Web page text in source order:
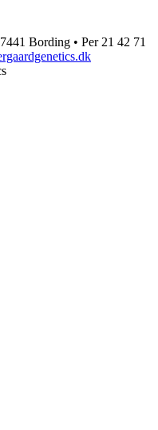
Bording • Per 21 42 71